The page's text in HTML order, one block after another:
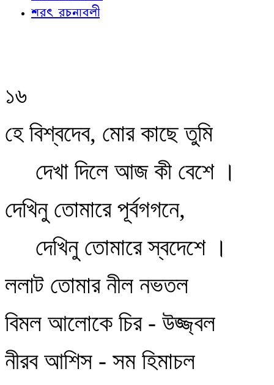
শরৎ রচনাবলী
১৬
হে বিশ্বদেব, মোর কাছে তুমি
দেখা দিলে আজ কী বেশে ।
দেখিনু তোমারে পূর্বগগনে,
দেখিনু তোমারে স্বদেশে ।
ললাট তোমার নীল নভতল
বিমল আলোকে চির - উজ্জ্বল
নীরব আশিস - সম হিমাচল